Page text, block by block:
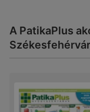
A PatikaPlus
Székesfehérvár